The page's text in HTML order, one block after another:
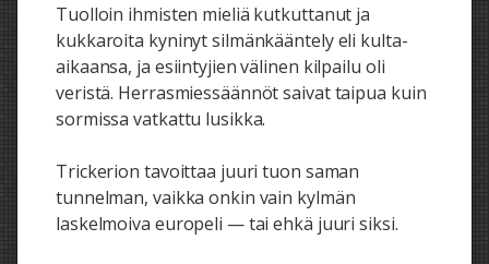
Tuolloin ihmisten mieliä kutkuttanut ja
kukkaroita kyninyt silmänkääntely eli kulta-
aikaansa, ja esiintyjien välinen kilpailu oli
veristä. Herrasmiessäännöt saivat taipua kuin
sormissa vatkattu lusikka.
Trickerion tavoittaa juuri tuon saman
tunnelman, vaikka onkin vain kylmän
laskelmoiva europeli — tai ehkä juuri siksi.